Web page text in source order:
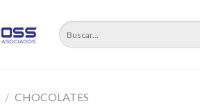
/ CHOCOLATES